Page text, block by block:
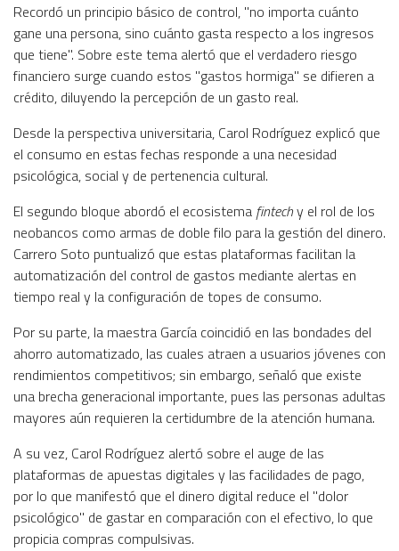
Recordó un principio básico de control, "no importa cuánto
gane una persona, sino cuánto gasta respecto a los ingresos
que tiene". Sobre este tema alertó que el verdadero riesgo
financiero surge cuando estos "gastos hormiga" se difieren a
crédito, diluyendo la percepción de un gasto real.
Desde la perspectiva universitaria, Carol Rodríguez explicó que
el consumo en estas fechas responde a una necesidad
psicológica, social y de pertenencia cultural.
El segundo bloque abordó el ecosistema fintechy el rol de los
neobancos como armas de doble filo para la gestión del dinero.
Carrero Soto puntualizó que estas plataformas facilitan la
automatización del control de gastos mediante alertas en
tiempo real y la configuración de topes de consumo.
Por su parte, la maestra García coincidió en las bondades del
ahorro automatizado, las cuales atraen a usuarios jóvenes con
rendimientos competitivos; sin embargo, señaló que existe
una brecha generacional importante, pues las personas adultas
mayores aún requieren la certidumbre de la atención humana.
A su vez, Carol Rodríguez alertó sobre el auge de las
plataformas de apuestas digitales y las facilidades de pago,
por lo que manifestó que el dinero digital reduce el "dolor
psicológico" de gastar en comparación con el efectivo, lo que
propicia compras compulsivas.